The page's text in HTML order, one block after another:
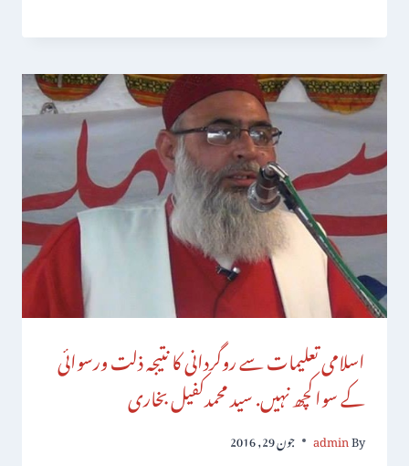
اسلامی تعلیمات سے روگردانی کا نتیجہ ذلت ورسوائی
کے سواکچھ نہیں. سید محمدکفیل بخاری
By
admin جون 29, 2016